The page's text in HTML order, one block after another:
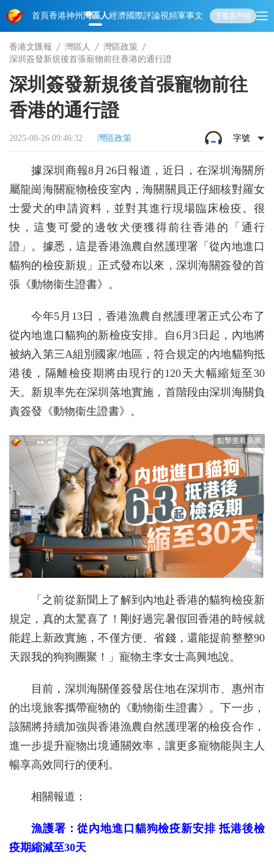
首頁香港神州 灣區人經濟國際評論視頻軍事文化 娛樂生活教育體
下載客戶端
香港文匯報 灣區人
灣區政策
深圳簽發新規後首張寵物前往香港的通行證
深圳簽發新規後首張寵物前往
香港的通行證
2025-08-26 09:46:32 灣區政策 字號
據深圳商報8月26日報道，近日，在深圳海關所
屬龍崗海關寵物檢疫室內，海關關員正仔細核對羅女
士愛犬的申請資料，並對其進行現場臨床檢疫。很
快，這隻可愛的邊牧犬便獲得前往香港的「通行
證」。據悉，這是香港漁農自然護理署「從內地進口
貓狗的檢疫新規」正式發布以來，深圳海關簽發的首
張《動物衞生證書》。
今年5月13日，香港漁農自然護理署正式公布了
從內地進口貓狗的新檢疫安排。自6月3日起，內地將
被納入第三A組別國家/地區，符合規定的內地貓狗抵
港後，隔離檢疫期將由現行的120天大幅縮短至30
天。新規率先在深圳落地實施，首階段由深圳海關負
責簽發《動物衞生證書》。
「之前從新聞上了解到內地赴香港的貓狗檢疫新
規定，真的太驚喜了！剛好過完暑假回香港的時候就
能趕上新政實施，不僅方便、省錢，還能提前整整90
天跟我的狗狗團聚！」寵物主李女士高興地說。
目前，深圳海關僅簽發居住地在深圳市、惠州市
的出境旅客攜帶寵物的《動物衞生證書》。下一步，
該關將持續加強與香港漁農自然護理署的檢疫合作，
進一步提升寵物出境通關效率，讓更多寵物能與主人
暢享高效同行的便利。
相關報道：
漁護署：從內地進口貓狗檢疫新安排 抵港後檢
疫期縮減至30天